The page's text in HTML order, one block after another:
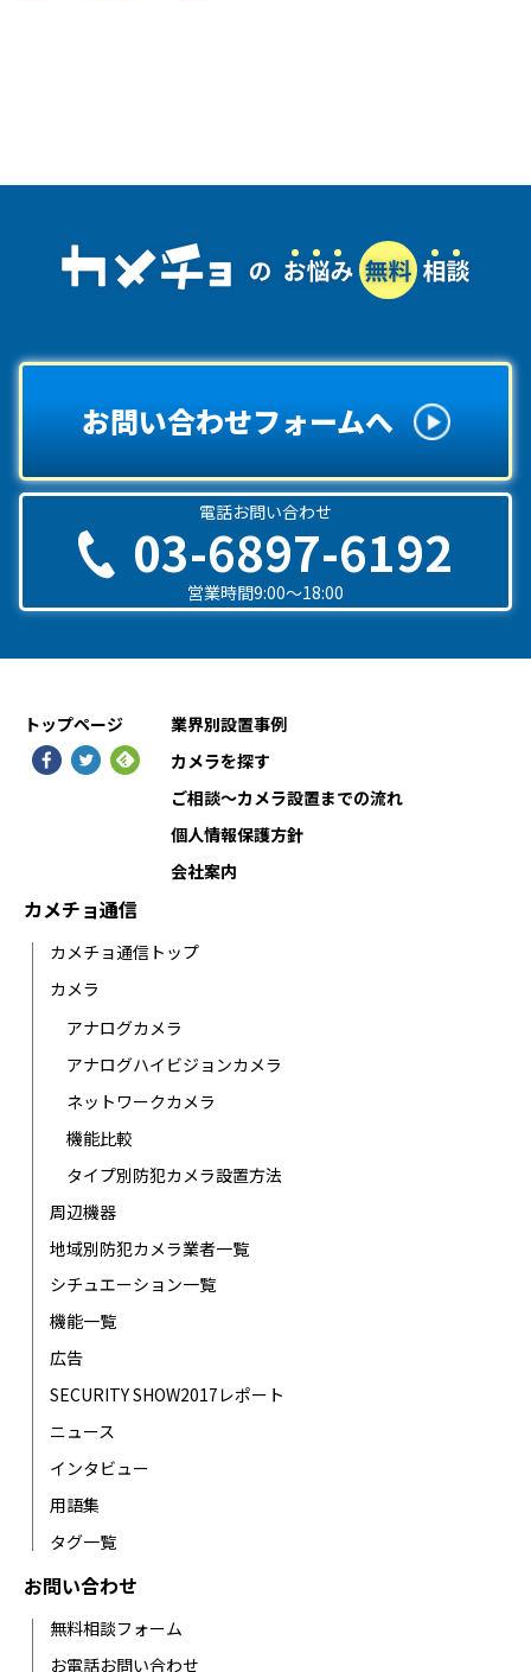
お問い合わせフォームへ
電話お問い合わせ
03-6897-6192
営業時間9:00〜18:00
トップページ
業界別設置事例
カメラを探す
ご相談〜カメラ設置までの流れ
個人情報保護方針
会社案内
カメチョ通信
カメチョ通信トップ
カメラ
アナログカメラ
アナログハイビジョンカメラ
ネットワークカメラ
機能比較
タイプ別防犯カメラ設置方法
周辺機器
地域別防犯カメラ業者一覧
シチュエーション一覧
機能一覧
広告
SECURITY SHOW2017レポート
ニュース
インタビュー
用語集
タグ一覧
お問い合わせ
無料相談フォーム
お電話お問い合わせ